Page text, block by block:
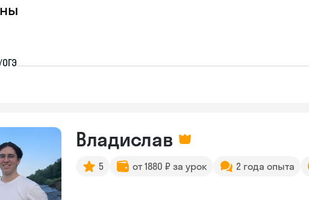
Владислав
5 от 1880 ₽ за урок 2 года опыта